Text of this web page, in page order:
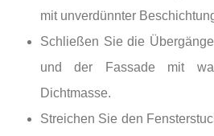
mit unverdünnter
Schließen Sie die
und der Fassade mit
Dichtmasse.
Streichen Sie den